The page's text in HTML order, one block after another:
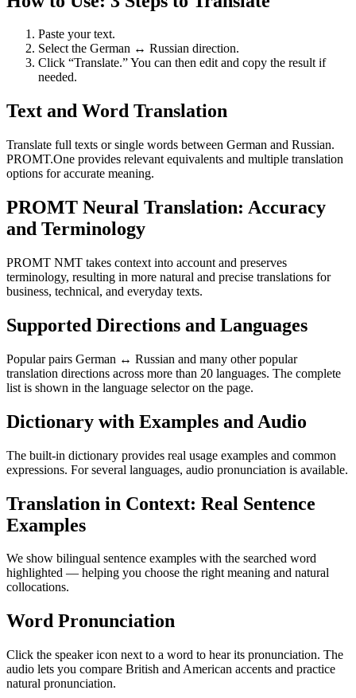
Paste your text.
Select the German ↔ Russian direction.
Click “Translate.” You can then edit and copy the result if
needed.
Text and Word Translation
Translate full texts or single words between German and Russian.
PROMT.One provides relevant equivalents and multiple translation
options for accurate meaning.
PROMT Neural Translation: Accuracy
and Terminology
PROMT NMT takes context into account and preserves
terminology, resulting in more natural and precise translations for
business, technical, and everyday texts.
Supported Directions and Languages
Popular pairs German ↔ Russian and many other popular
translation directions across more than 20 languages. The complete
list is shown in the language selector on the page.
Dictionary with Examples and Audio
The built-in dictionary provides real usage examples and common
expressions. For several languages, audio pronunciation is available.
Translation in Context: Real Sentence
Examples
We show bilingual sentence examples with the searched word
highlighted — helping you choose the right meaning and natural
collocations.
Word Pronunciation
Click the speaker icon next to a word to hear its pronunciation. The
audio lets you compare British and American accents and practice
natural pronunciation.